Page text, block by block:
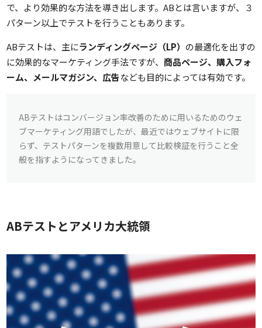
で、より効果的な方法を導き出します。ABとは言いますが、３
パターン以上でテストを行うこともあります。
ABテストは、主にランディングページ（LP） の最適化を出すの
に効果的なマーケティング手法ですが、 商品ページ、購入フォ
ーム、メールマガジン、広告なども目的によっては有効です。
ABテストはコンバージョン率改善のために用いるためのウェ
ブマーケティング用語でしたが、最近ではウェブサイトに限
らず、テストパターンを複数用意して比較検証を行うこと全
般を指すようになってきました。
ABテストとアメリカ大統領